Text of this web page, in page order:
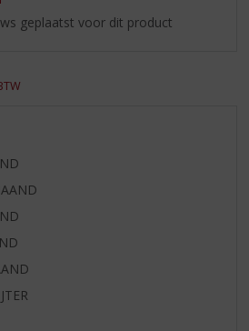
geplaatst voor dit product